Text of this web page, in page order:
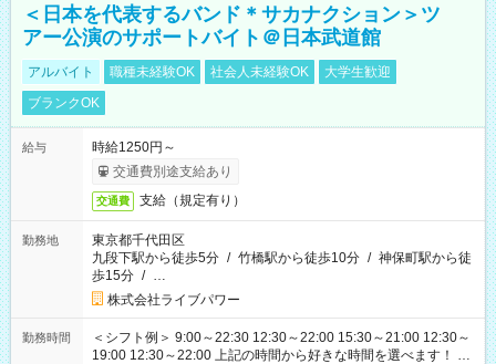
＜日本を代表するバンド＊サカナクション＞ツ
アー公演のサポートバイト＠日本武道館
アルバイト 職種未経験OK 社会人未経験OK
大学生歓迎
ブランクOK
給与
時給1250円～
交通費別途支給あり
交通費 支給（規定有り）
勤務地
東京都千代田区
九段下駅から徒歩5分 / 竹橋駅から徒歩10分 / 神保町駅から徒
歩15分 / …
株式会社ライブパワー
勤務時間
＜シフト例＞ 9:00～22:30 12:30～22:00 15:30～21:00 12:30～
19:00 12:30～22:00 上記の時間から好きな時間を選べます！ ※